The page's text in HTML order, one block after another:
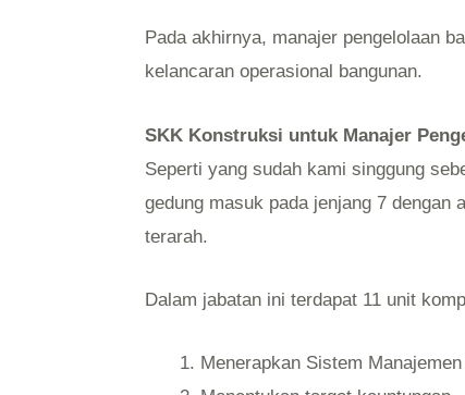
Pada akhirnya, manajer pengelolaan
kelancaran operasional bangunan.
SKK Konstruksi untuk Manajer
Seperti yang sudah kami singgung
gedung masuk pada jenjang 7 dengan
terarah.
Dalam jabatan ini terdapat 11 unit
Menerapkan Sistem